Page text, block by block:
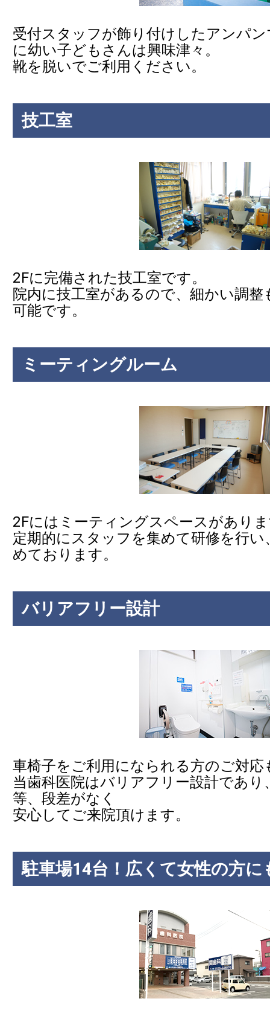
受付スタッフが飾り付けしたアンパ
に幼い子どもさんは興味津々。
靴を脱いでご利用ください。
技工室
2Fに完備された技工室です。
院内に技工室があるので、細かい調
可能です。
ミーティングルーム
2Fにはミーティングスペースがあり
定期的にスタッフを集めて研修を行
めております。
バリアフリー設計
車椅子をご利用になられる方のご対応
当歯科医院はバリアフリー設計であ
等、段差がなく
安心してご来院頂けます。
駐車場14台！広くて女性の方に